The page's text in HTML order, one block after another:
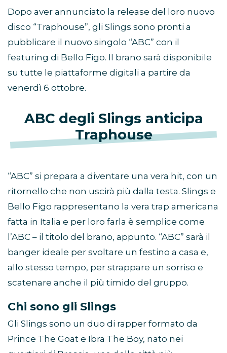
Dopo aver annunciato la release del loro nuovo
disco “Traphouse”, gli Slings sono pronti a
pubblicare il nuovo singolo “ABC” con il
featuring di Bello Figo. Il brano sarà disponibile
su tutte le piattaforme digitali a partire da
venerdì 6 ottobre.
ABC degli Slings anticipa
Traphouse
“ABC” si prepara a diventare una vera hit, con un
ritornello che non uscirà più dalla testa. Slings e
Bello Figo rappresentano la vera trap americana
fatta in Italia e per loro farla è semplice come
l’ABC – il titolo del brano, appunto. “ABC” sarà il
banger ideale per svoltare un festino a casa e,
allo stesso tempo, per strappare un sorriso e
scatenare anche il più timido del gruppo.
Chi sono gli Slings
Gli Slings sono un duo di rapper formato da
Prince The Goat e Ibra The Boy, nato nei